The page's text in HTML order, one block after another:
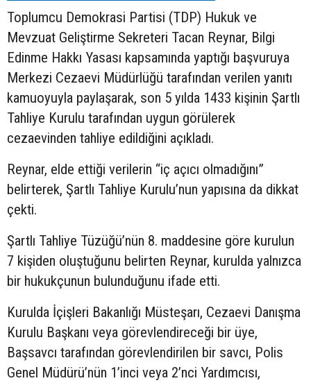
Toplumcu Demokrasi Partisi (TDP) Hukuk ve
Mevzuat Geliştirme Sekreteri Tacan Reynar, Bilgi
Edinme Hakkı Yasası kapsamında yaptığı başvuruya
Merkezi Cezaevi Müdürlüğü tarafından verilen yanıtı
kamuoyuyla paylaşarak, son 5 yılda 1433 kişinin Şartlı
Tahliye Kurulu tarafından uygun görülerek
cezaevinden tahliye edildiğini açıkladı.
Reynar, elde ettiği verilerin “iç açıcı olmadığını”
belirterek, Şartlı Tahliye Kurulu’nun yapısına da dikkat
çekti.
Şartlı Tahliye Tüzüğü’nün 8. maddesine göre kurulun
7 kişiden oluştuğunu belirten Reynar, kurulda yalnızca
bir hukukçunun bulunduğunu ifade etti.
Kurulda İçişleri Bakanlığı Müsteşarı, Cezaevi Danışma
Kurulu Başkanı veya görevlendireceği bir üye,
Başsavcı tarafından görevlendirilen bir savcı, Polis
Genel Müdürü’nün 1’inci veya 2’nci Yardımcısı,